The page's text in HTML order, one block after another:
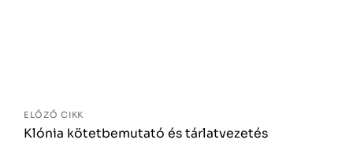
ELŐZŐ CIKK
Klónia kötetbemutató és tárlatvezetés